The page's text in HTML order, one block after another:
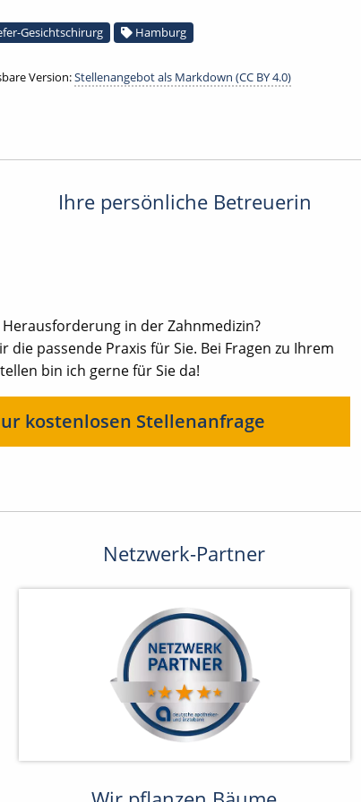
Gesichtschirurg Hamburg
Version:Stellenangebot als Markdown (CC BY 4.0)
Ihre persönliche Betreuerin
in der Zahnmedizin?
die passende Praxis für Sie. Bei Fragen zu Ihrem
bin ich gerne für Sie da!
kostenlosen Stellenanfrage
Netzwerk-Partner